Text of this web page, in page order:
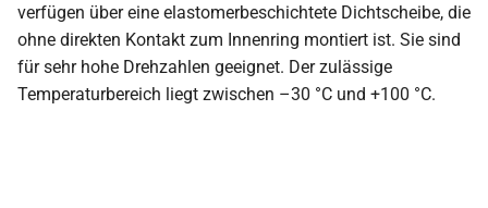
verfügen über eine elastomerbeschichtete Dichtscheibe, die
ohne direkten Kontakt zum Innenring montiert ist. Sie sind
für sehr hohe Drehzahlen geeignet. Der zulässige
Temperaturbereich liegt zwischen –30 °C und +100 °C.